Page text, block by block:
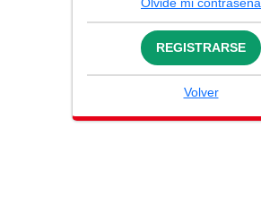
REGISTRARSE
Volver